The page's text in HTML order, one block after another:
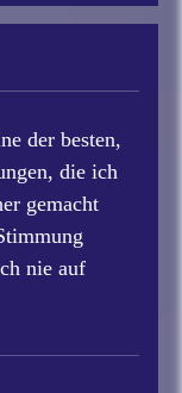
der besten,
die ich
gemacht
nie auf